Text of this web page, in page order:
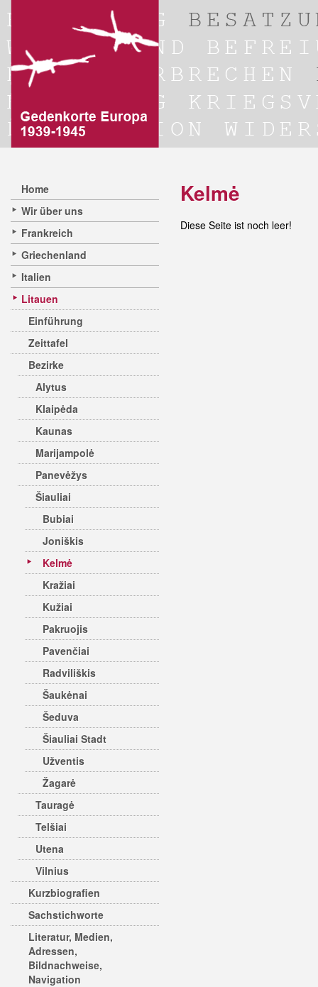
Home
Wir über uns
Frankreich
Griechenland
Italien
Litauen
Einführung
Zeittafel
Bezirke
Alytus
Klaipėda
Kaunas
Marijampolė
Panevėžys
Šiauliai
Bubiai
Joniškis
Kelmė
Kražiai
Kužiai
Pakruojis
Pavenčiai
Radviliškis
Šaukėnai
Šeduva
Šiauliai Stadt
Užventis
Žagarė
Tauragė
Telšiai
Utena
Vilnius
Kurzbiografien
Sachstichworte
Literatur, Medien,
Adressen,
Bildnachweise,
Navigation
Kelmė
Diese Seite ist noch leer!